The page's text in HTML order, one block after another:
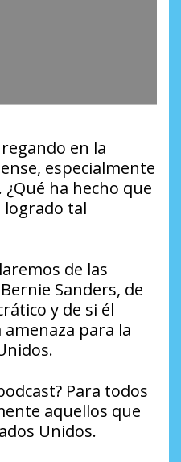
en la
especialmente
ha hecho que
logrado tal
de las
Sanders, de
y de si él
para la
Para todos
aquellos que
Unidos.